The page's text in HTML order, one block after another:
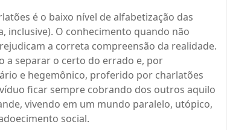
é o baixo nível de alfabetização das
inclusive). O conhecimento quando não
a correta compreensão da realidade.
a separar o certo do errado e, por
e hegemônico, proferido por charlatões
ficar sempre cobrando dos outros aquilo
vivendo em um mundo paralelo, utópico,
social.